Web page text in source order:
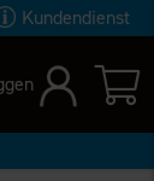
Kundendienst